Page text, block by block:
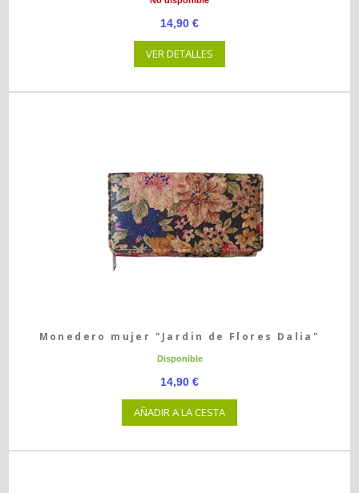
14,90 €
VER DETALLES
Monedero mujer "Jardin de Flores Dalia"
Disponible
14,90 €
AÑADIR A LA CESTA